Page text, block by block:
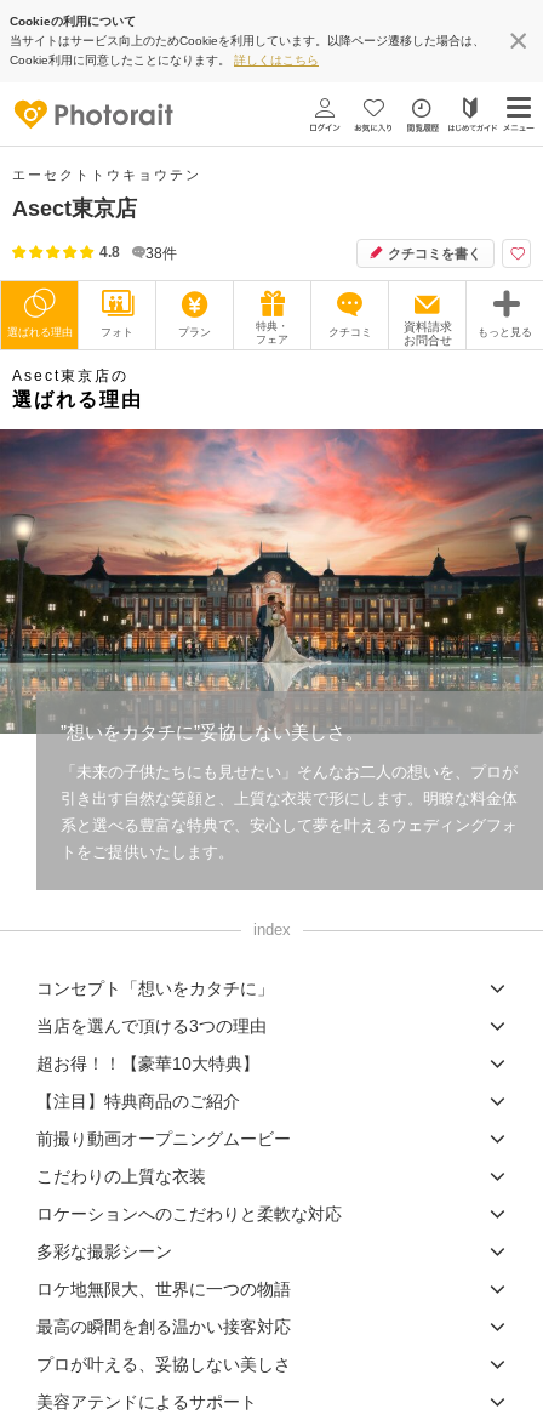
Cookieの利用について
当サイトはサービス向上のためCookieを利用しています。以降ページ遷移した場合は、
Cookie利用に同意したことになります。 詳しくはこちら
エーセクトトウキョウテン
Asect東京店
4.8 38件 クチコミを書く
選ばれる理由 フォト プラン
特典・
フェア
クチコミ
資料請求
お問合せ
もっと見る
撮影レポート
オプション ブログ
スタジオトップ
こだわりポイント
海での撮影 豊富なカラードレス
豊富な色打掛・着物 豊富なドレス
Asect東京店の
選ばれる理由
”想いをカタチに”妥協しない美しさ。
「未来の子供たちにも見せたい」そんなお二人の想いを、プロが
引き出す自然な笑顔と、上質な衣装で形にします。明瞭な料金体
系と選べる豊富な特典で、安心して夢を叶えるウェディングフォ
トをご提供いたします。
index
コンセプト「想いをカタチに」
当店を選んで頂ける3つの理由
超お得！！【豪華10大特典】
【注目】特典商品のご紹介
前撮り動画オープニングムービー
こだわりの上質な衣装
ロケーションへのこだわりと柔軟な対応
多彩な撮影シーン
ロケ地無限大、世界に一つの物語
最高の瞬間を創る温かい接客対応
プロが叶える、妥協しない美しさ
美容アテンドによるサポート